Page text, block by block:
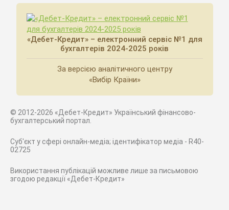
«Дебет-Кредит» – електронний сервіс №1 для
бухгалтерів 2024-2025 років
За версією аналітичного центру
«Вибір Країни»
© 2012-2026 «Дебет-Кредит» Український фінансово-
бухгалтерський портал.
Суб'єкт у сфері онлайн-медіа; ідентифікатор медіа - R40-
02725
Використання публікацій можливе лише за письмовою
згодою редакції «Дебет-Кредит»